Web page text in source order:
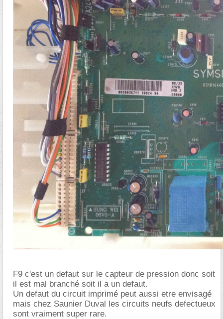
F9 c'est un defaut sur le capteur de pression donc soit
il est mal branché soit il a un defaut.
Un defaut du circuit imprimé peut aussi etre envisagé
mais chez Saunier Duval les circuits neufs defectueux
sont vraiment super rare.